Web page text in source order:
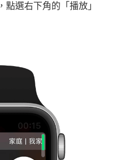
選右下角的「播放」